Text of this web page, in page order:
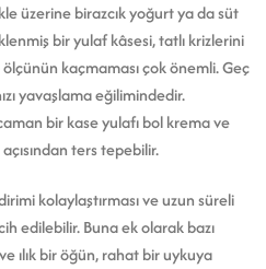
üzerine birazcık yoğurt ya da süt
bir yulaf kâsesi, tatlı krizlerini
kaçmaması çok önemli. Geç
yavaşlama eğilimindedir.
bir kase yulafı bol krema ve
ters tepebilir.
kolaylaştırması ve uzun süreli
edilebilir. Buna ek olarak bazı
ılık bir öğün, rahat bir uykuya